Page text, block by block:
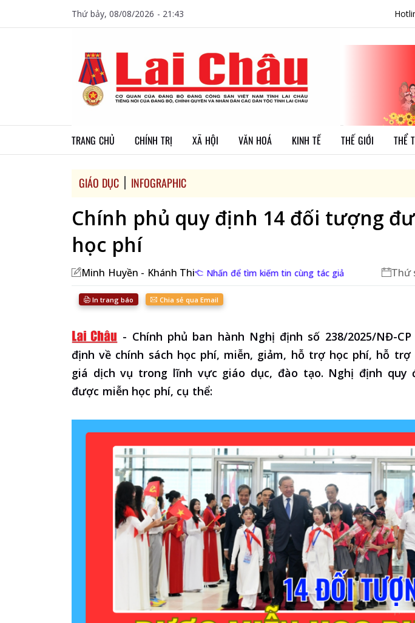
Thứ bảy, 08/08/2026 - 21:43
TRANG CHỦ CHÍNH TRỊ XÃ HỘI VĂN HOÁ KINH TẾ THẾ GIỚI THỂ
GIÁO DỤC INFOGRAPHIC
Chính phủ quy định 14 đối tượng
học phí
Minh Huyền - Khánh Thi Nhấn để tìm kiếm tin cùng tác giả Thứ
In trang báo Chia sẻ qua Email
- Chính phủ ban hành Nghị định số 238/2025/NĐ-CP
định về chính sách học phí, miễn, giảm, hỗ trợ học phí, hỗ
giá dịch vụ trong lĩnh vực giáo dục, đào tạo. Nghị định quy
được miễn học phí, cụ thể: